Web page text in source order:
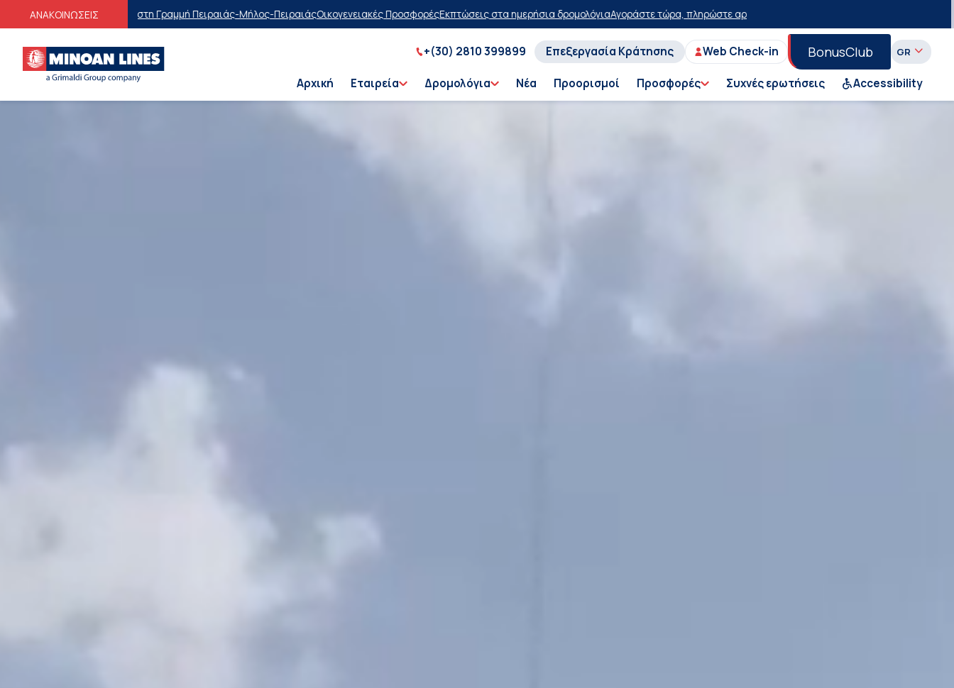
ΑΝΑΚΟΙΝΩΣΕΙΣ
Πειραιάς-Μήλος-ΠειραιάςΟικογενειακές ΠροσφορέςΕκπτώσεις στα ημερήσια δρομολόγιαΑγοράστε τώρα, πληρώστε αργότερα με έκπτωση 15 ευρώ!50% έκπτωση στο εισιτήριο του Ι.Χ. στη Γραμμή
+(30) 2810 399899 Επεξεργασία Κράτησης Web Check-in BonusClub
Αρχική Εταιρεία Δρομολόγια Νέα Προορισμοί Προσφορές Συχνές ερωτήσεις Accessibility